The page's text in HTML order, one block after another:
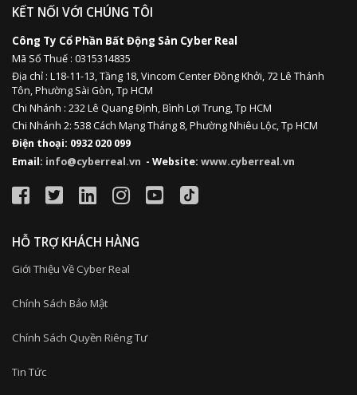
KẾT NỐI VỚI CHÚNG TÔI
Công Ty Cổ Phần Bất Động Sản Cyber Real
Mã Số Thuế : 0315314835
Địa chỉ : L18-11-13,Tầng 18, Vincom Center Đồng Khởi, 72 Lê Thánh
Tôn, Phường Sài Gòn, Tp HCM
Chi Nhánh : 232 Lê Quang Định,Bình Lợi Trung,Tp HCM
Chi Nhánh 2: 538 Cách Mạng Tháng 8, Phường Nhiêu Lộc, Tp HCM
Điện thoại: 0932 020 099
Email: info@cyberreal.vn - Website: www.cyberreal.vn
HỖ TRỢ KHÁCH HÀNG
Giới Thiệu Về Cyber Real
Chính Sách Bảo Mật
Chính Sách Quyền Riêng Tư
Tin Tức